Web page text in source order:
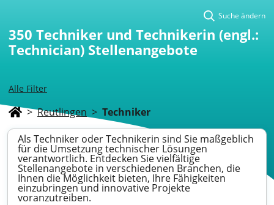
Alle Filter
Suche ändern
350 Techniker und Technikerin (engl.:
Technician) Stellenangebote
> Reutlingen > Techniker
Als Techniker oder Technikerin sind Sie maßgeblich
für die Umsetzung technischer Lösungen
verantwortlich. Entdecken Sie vielfältige
Stellenangebote in verschiedenen Branchen, die
Ihnen die Möglichkeit bieten, Ihre Fähigkeiten
einzubringen und innovative Projekte
voranzutreiben.